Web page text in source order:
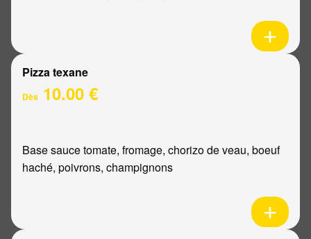
Pizza texane
Dès 10.00 €
Base sauce tomate, fromage, chorizo de veau, boeuf
haché, poivrons, champignons